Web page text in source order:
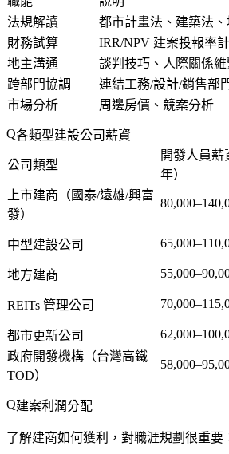
法規解讀
都市計畫法、建築法
財務試算
IRR/NPV 建案投報率
地主溝通
談判技巧、人際關係維
跨部門協調
連結工務/設計/銷售部
市場分析
周邊房價、競案分析
各類型建設公司薪資
公司類型
開發人員薪
年）
上市建商（國泰/遠雄/興富
發）
中型建設公司
地方建商
REITs 管理公司
都市更新公司
政府開發機構（台灣高鐵
TOD）
建案利潤分配
了解建商如何獲利，對職涯規劃很重要